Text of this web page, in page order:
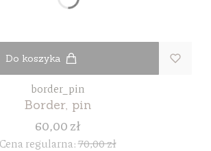
Do koszyka
border_pin
Border, pin
60,00 zł
Cena regularna:70,00 zł